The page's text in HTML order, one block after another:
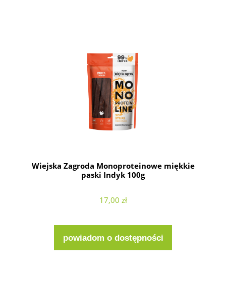
Wiejska Zagroda Monoproteinowe miękkie
paski Indyk 100g
17,00 zł
powiadom o dostępności